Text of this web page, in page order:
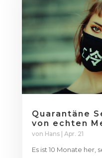
Quarantäne
von echten
von Hans| Apr. 21
Es ist 10 Monate her,